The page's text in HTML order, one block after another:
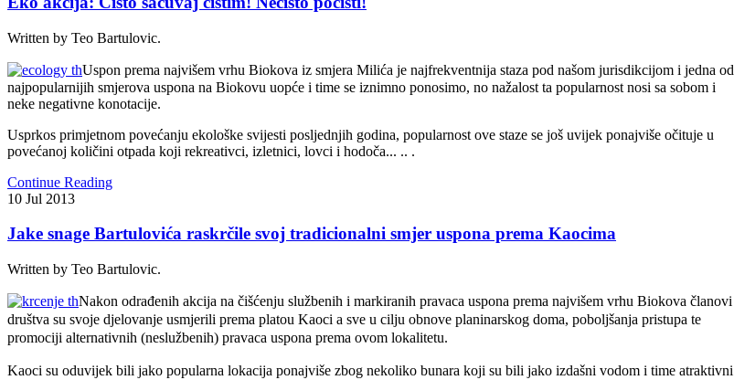
Written by Teo Bartulovic.
Uspon prema najvišem vrhu Biokova iz smjera Milića je najfrekventnija staza pod našom jurisdikcijom i jedna od
najpopularnijih smjerova uspona na Biokovu uopće i time se iznimno ponosimo, no nažalost ta popularnost nosi sa sobom i
neke negativne konotacije.
Usprkos primjetnom povećanju ekološke svijesti posljednjih godina, popularnost ove staze se još uvijek ponajviše očituje u
povećanoj količini otpada koji rekreativci, izletnici, lovci i hodoča... .. .
Continue Reading
10 Jul 2013
Jake snage Bartulovića raskrčile svoj tradicionalni smjer uspona prema Kaocima
Written by Teo Bartulovic.
Nakon odrađenih akcija na čišćenju službenih i markiranih pravaca uspona prema najvišem vrhu Biokova članovi
društva su svoje djelovanje usmjerili prema platou Kaoci a sve u cilju obnove planinarskog doma, poboljšanja pristupa te
promociji alternativnih (neslužbenih) pravaca uspona prema ovom lokalitetu.
Kaoci su oduvijek bili jako popularna lokacija ponajviše zbog nekoliko bunara koji su bili jako izdašni vodom i time atraktivni